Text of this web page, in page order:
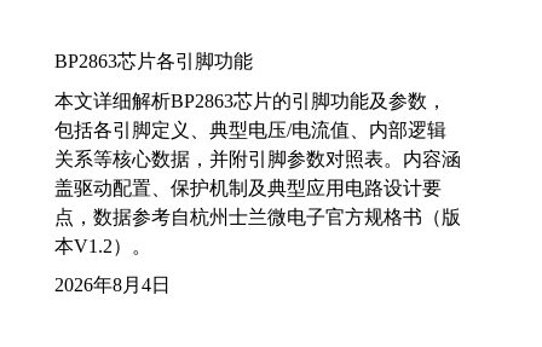
BP2863芯片各引脚功能
本文详细解析BP2863芯片的引脚功能及参数，
包括各引脚定义、典型电压/电流值、内部逻辑
关系等核心数据，并附引脚参数对照表。内容涵
盖驱动配置、保护机制及典型应用电路设计要
点，数据参考自杭州士兰微电子官方规格书（版
本V1.2）。
2026年8月4日